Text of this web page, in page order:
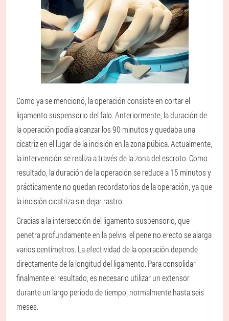
Como ya se mencionó, la operación consiste en cortar el
ligamento suspensorio del falo. Anteriormente, la duración de
la operación podía alcanzar los 90 minutos y quedaba una
cicatriz en el lugar de la incisión en la zona púbica. Actualmente,
la intervención se realiza a través de la zona del escroto. Como
resultado, la duración de la operación se reduce a 15 minutos y
prácticamente no quedan recordatorios de la operación, ya que
la incisión cicatriza sin dejar rastro.
Gracias a la intersección del ligamento suspensorio, que
penetra profundamente en la pelvis, el pene no erecto se alarga
varios centímetros. La efectividad de la operación depende
directamente de la longitud del ligamento. Para consolidar
finalmente el resultado, es necesario utilizar un extensor
durante un largo período de tiempo, normalmente hasta seis
meses.